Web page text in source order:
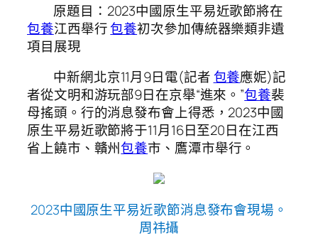
原題目：2023中國原生平易近歌節將在
包養江西舉行包養初次參加傳統器樂類非遺
項目展現
中新網北京11月9日電(記者包養應妮)記
者從文明和游玩部9日在京舉“進來。”包養裴
母搖頭。行的消息發布會上得悉，2023中國
原生平易近歌節將于11月16日至20日在江西
省上饒市、贛州包養市、鷹潭市舉行。
2023中國原生平易近歌節消息發布會現場。
周祎攝